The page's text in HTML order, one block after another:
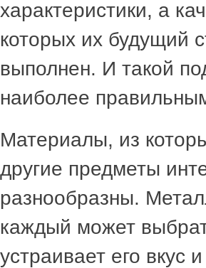
характеристики, а
которых их будущий
выполнен. И такой
наиболее
Материалы, из
другие предметы
разнообразны.
каждый может
устраивает его вкус